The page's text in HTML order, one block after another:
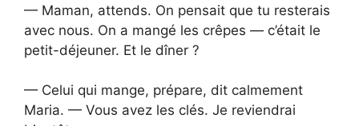
— Maman, attends. On pensait que tu resterais
avec nous. On a mangé les crêpes — c’était le
petit-déjeuner. Et le dîner ?
— Celui qui mange, prépare, dit calmement
Maria. — Vous avez les clés. Je reviendrai